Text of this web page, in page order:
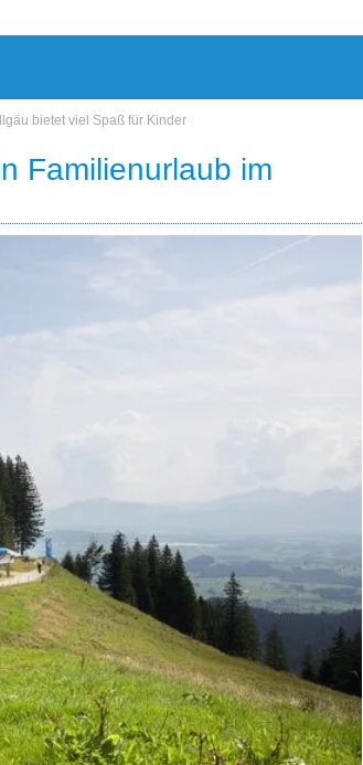
bietet viel Spaß für Kinder
Familienurlaub im